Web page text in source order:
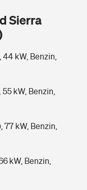
Kids
im Alter?
Sierra
44 kW, Benzin,
55 kW, Benzin,
77 kW, Benzin,
kW, Benzin,